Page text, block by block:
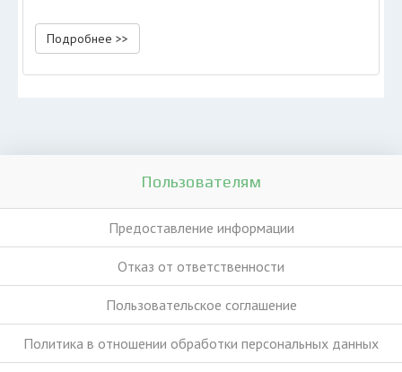
Подробнее >>
Пользователям
Предоставление информации
Отказ от ответственности
Пользовательское соглашение
Политика в отношении обработки персональных данных